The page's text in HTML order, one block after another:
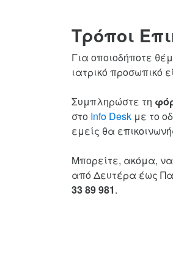
Τρόποι
Για οποιοδήποτε
ιατρικό προσωπικό
Συμπληρώστε τη
στο Info Desk με το
εμείς θα
Μπορείτε, ακόμα,
από Δευτέρα έως
33 89 981.